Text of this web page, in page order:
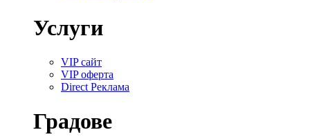
Услуги
VIP сайт
VIP оферта
Direct Реклама
Градове